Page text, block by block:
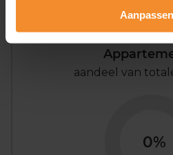
Aanpassen
aandeel van
0%